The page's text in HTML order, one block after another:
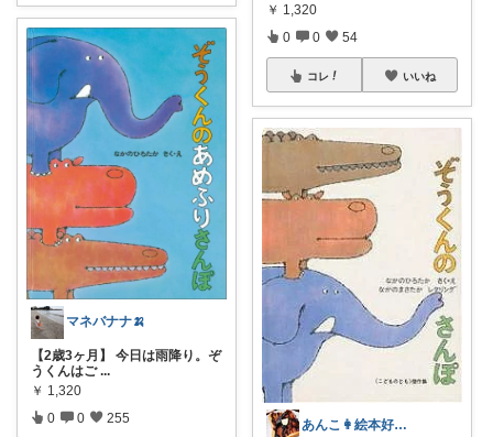
マネバナナ🍌
【2歳3ヶ月】 今日は雨降り。ぞ
うくんはご ...
￥ 1,320
0 0 255
￥ 1,320
0 0 54
コレ いいね
あんこ👩絵本好き📚